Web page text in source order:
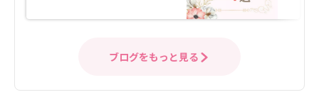
ブログをもっと見る